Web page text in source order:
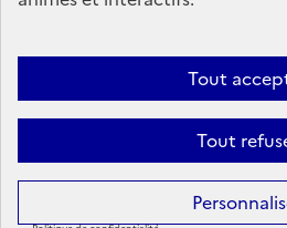
Tout
Tout
Accessibilité : partiellement conforme
Mentions légales
témoins de connexion (cookies)
Crédits
Sauf mention contraire, tous les contenus